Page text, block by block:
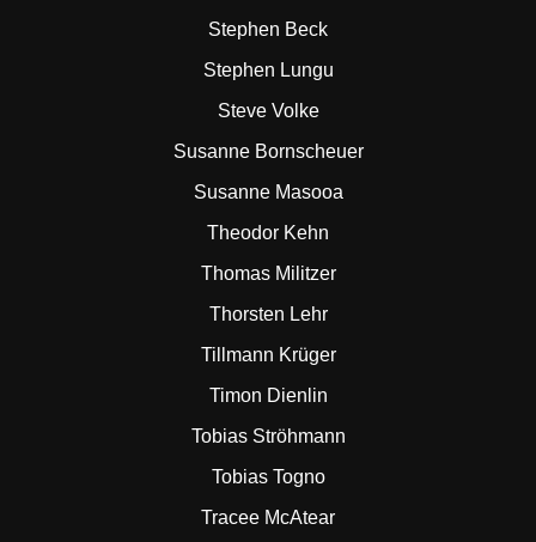
Stephen Beck
Stephen Lungu
Steve Volke
Susanne Bornscheuer
Susanne Masooa
Theodor Kehn
Thomas Militzer
Thorsten Lehr
Tillmann Krüger
Timon Dienlin
Tobias Ströhmann
Tobias Togno
Tracee McAtear